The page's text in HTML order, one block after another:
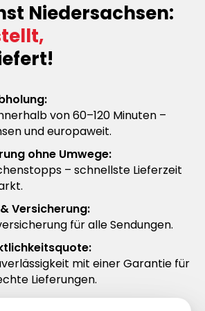
Niedersachsen:
von 60–120 Minuten –
und europaweit.
ohne Umwege:
– schnellste Lieferzeit
Versicherung:
für alle Sendungen.
mit einer Garantie für
Lieferungen.